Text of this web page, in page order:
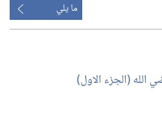
ما يلي
الله (‏الجزء الاول)‏